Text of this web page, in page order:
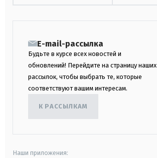
E-mail-рассылка
Будьте в курсе всех новостей и
обновлений! Перейдите на страницу наших
рассылок, чтобы выбрать те, которые
соответствуют вашим интересам.
К РАССЫЛКАМ
Наши приложения: